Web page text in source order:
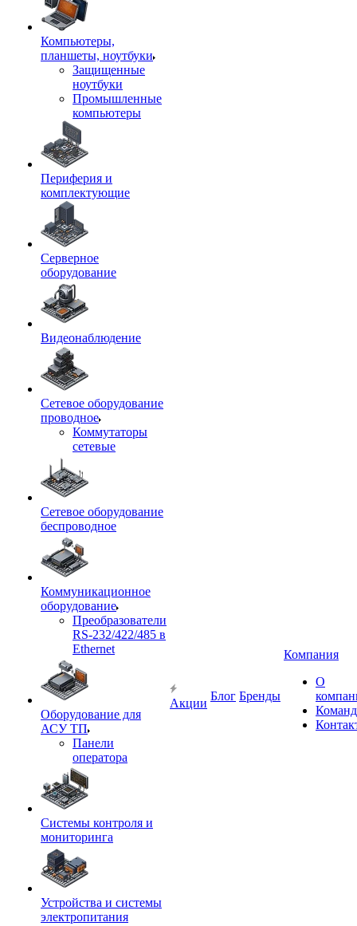
Компьютеры,
планшеты, ноутбуки
Защищенные
ноутбуки
Промышленные
компьютеры
Периферия и
комплектующие
Серверное
оборудование
Видеонаблюдение
Сетевое оборудование
проводное
Коммутаторы
сетевые
Сетевое оборудование
беспроводное
Коммуникационное
оборудование
Преобразователи
RS-232/422/485 в
Ethernet
Оборудование для
АСУ ТП
Панели
оператора
Системы контроля и
мониторинга
Устройства и системы
электропитания
Акции
Блог Бренды
Компания
О